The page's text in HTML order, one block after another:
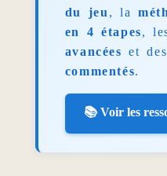
du jeu , la
en 4 étapes,
avancées et
commentés.
📚 Voir les